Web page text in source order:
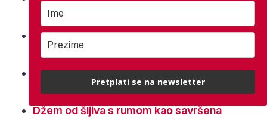
prhkom tijestu
Najjeftiniju namirnicu u zalasku ljeta
pripremite na ovih pet načina
Oslić s krumpirom na bakin način ukusniji je i
jeftiniji od bakalara
Džem od šljiva s rumom kao savršena
Pretplati se na newsletter